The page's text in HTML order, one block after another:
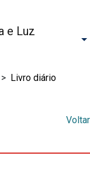
> Livro diário
Voltar